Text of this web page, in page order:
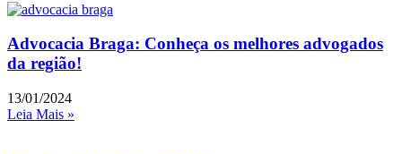
Advocacia Braga: Conheça os melhores advogados
da região!
13/01/2024
Leia Mais »